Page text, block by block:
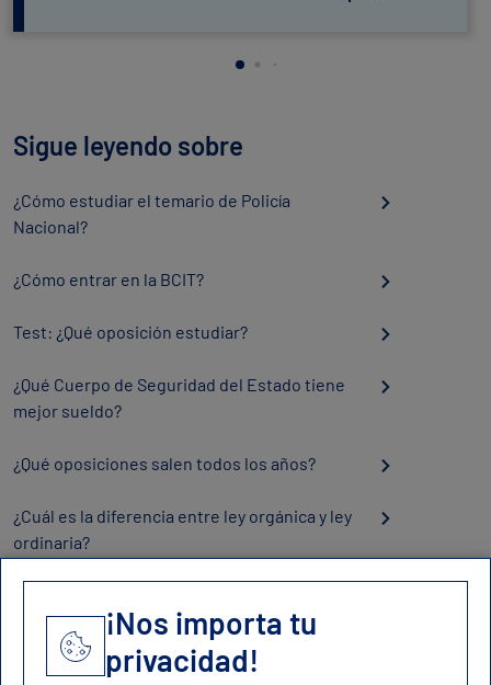
Sigue leyendo sobre
¿Cómo estudiar el temario de Policía
Nacional?
¿Cómo entrar en la BCIT?
Test: ¿Qué oposición estudiar?
¿Qué Cuerpo de Seguridad del Estado tiene
mejor sueldo?
¿Qué oposiciones salen todos los años?
¿Cuál es la diferencia entre ley orgánica y ley
ordinaria?
Contacto
¡Nos importa tu
privacidad!